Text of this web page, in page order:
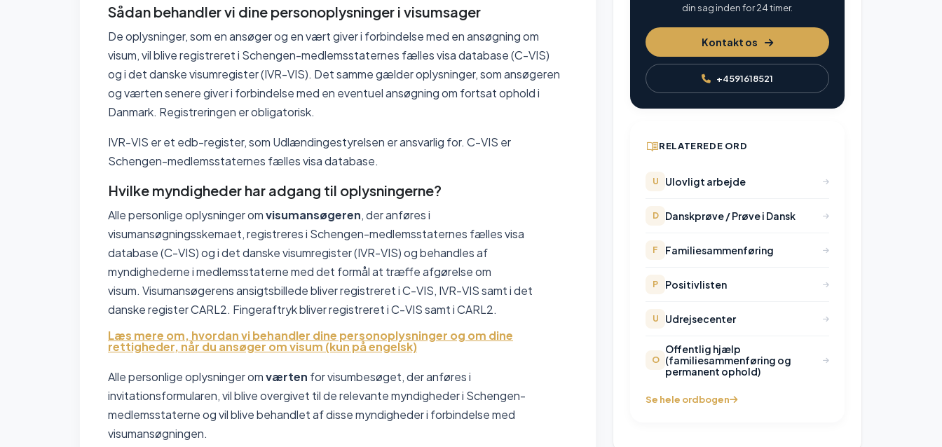
Sådan behandler vi dine personoplysninger i visumsager
De oplysninger, som en ansøger og en vært giver i forbindelse med en ansøgning om
visum, vil blive registreret i Schengen-medlemsstaternes fælles visa database (C-VIS)
og i det danske visumregister (IVR-VIS). Det samme gælder oplysninger, som ansøgeren
og værten senere giver i forbindelse med en eventuel ansøgning om fortsat ophold i
Danmark. Registreringen er obligatorisk.
IVR-VIS er et edb-register, som Udlændingestyrelsen er ansvarlig for. C-VIS er
Schengen-medlemsstaternes fælles visa database.
Hvilke myndigheder har adgang til oplysningerne?
Alle personlige oplysninger omvisumansøgeren, der anføres i
visumansøgningsskemaet, registreres i Schengen-medlemsstaternes fælles visa
database (C-VIS) og i det danske visumregister (IVR-VIS) og behandles af
myndighederne i medlemsstaterne med det formål at træffe afgørelse om
visum. Visumansøgerens ansigtsbillede bliver registreret i C-VIS, IVR-VIS samt i det
danske register CARL2. Fingeraftryk bliver registreret i C-VIS samt i CARL2.
Læs mere om, hvordan vi behandler dine personoplysninger og om dine
rettigheder, når du ansøger om visum (kun på engelsk)
Alle personlige oplysninger omværten for visumbesøget, der anføres i
invitationsformularen, vil blive overgivet til de relevante myndigheder i Schengen-
medlemsstaterne og vil blive behandlet af disse myndigheder i forbindelse med
visumansøgningen.
din sag inden for 24 timer.
Kontakt os
+4591618521
RELATEREDE ORD
U Ulovligt arbejde
D Danskprøve / Prøve i Dansk
F Familiesammenføring
P Positivlisten
U Udrejsecenter
O
Offentlig hjælp
(familiesammenføring og
permanent ophold)
Se hele ordbogen